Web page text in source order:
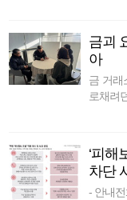
금괴
아
금 거래
로채려
‘피해
차단
- 안내